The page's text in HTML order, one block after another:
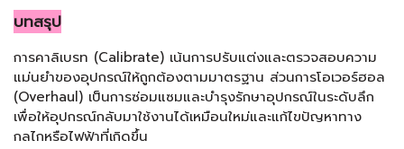
บทสรุป
การคาลิเบรท (Calibrate) เน้นการปรับแต่งและตรวจสอบความ
แม่นยำของอุปกรณ์ให้ถูกต้องตามมาตรฐาน ส่วนการโอเวอร์ฮอล
(Overhaul) เป็นการซ่อมแซมและบำรุงรักษาอุปกรณ์ในระดับลึก
เพื่อให้อุปกรณ์กลับมาใช้งานได้เหมือนใหม่และแก้ไขปัญหาทาง
กลไกหรือไฟฟ้าที่เกิดขึ้น